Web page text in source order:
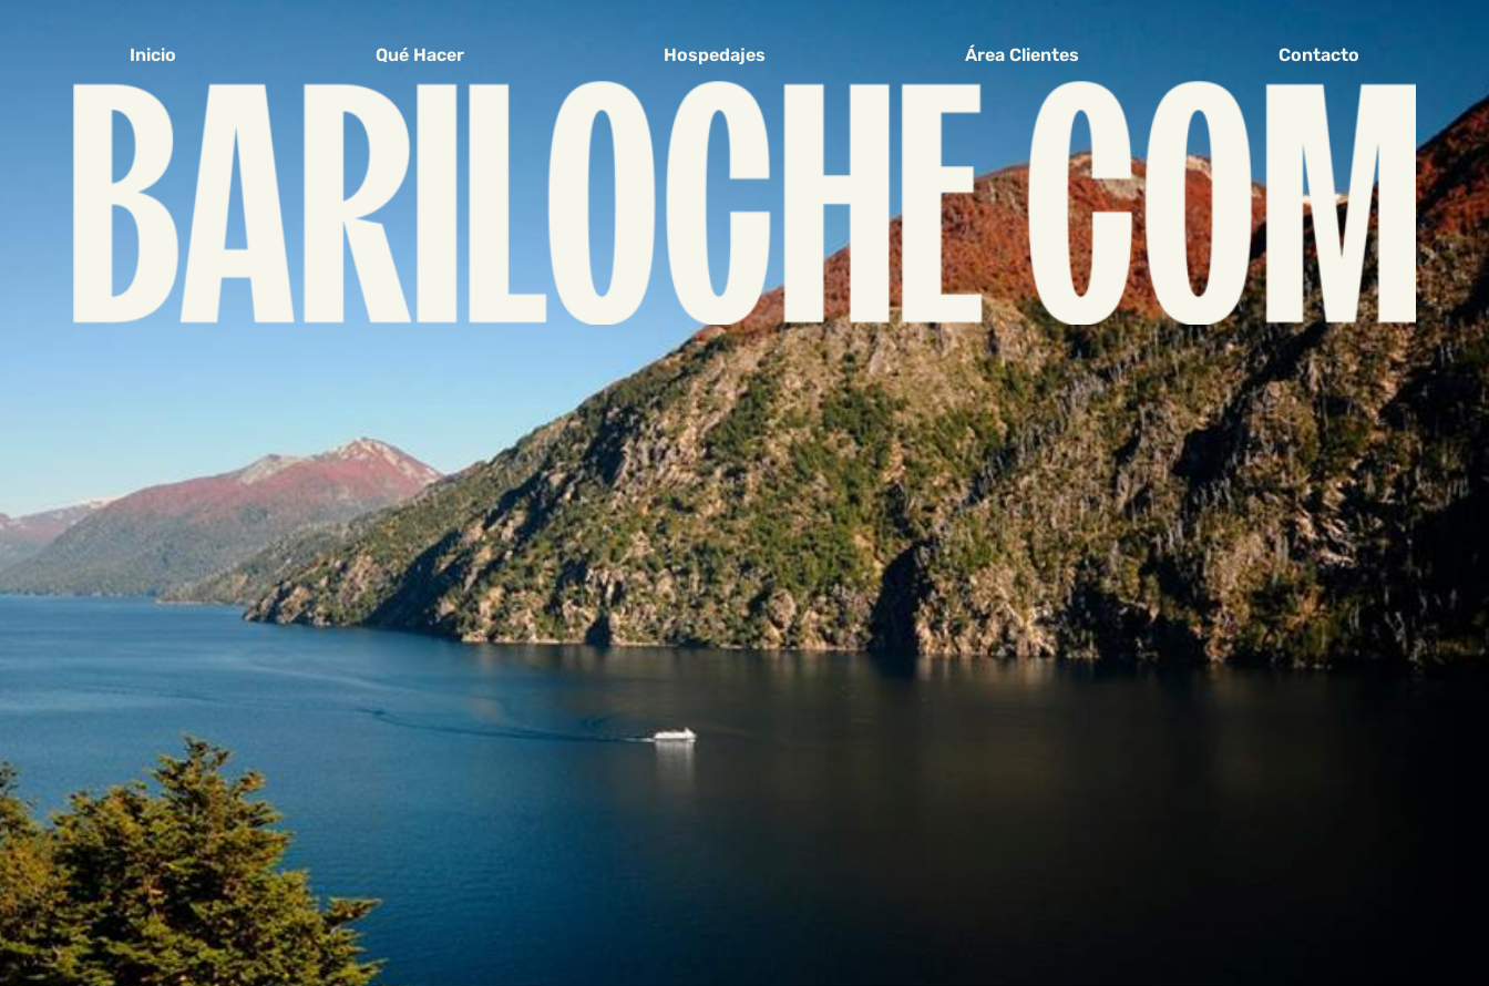
Inicio Qué Hacer Hospedajes Área Clientes Contacto